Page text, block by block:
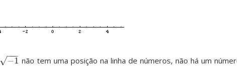
−1
−−
−
√
−1
não tem uma posição na linha de números, não há um